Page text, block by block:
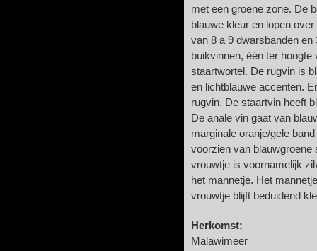
met een groene zone. De
blauwe kleur en lopen
van 8 a 9 dwarsbanden
buikvinnen, één ter
staartwortel. De rugvin is
en lichtblauwe accenten.
rugvin. De staartvin heeft
De anale vin gaat van
marginale oranje/gele
voorzien van blauwgroene
vrouwtje is voornamelijk
het mannetje. Het
vrouwtje blijft beduidend
Herkomst:
Malawimeer